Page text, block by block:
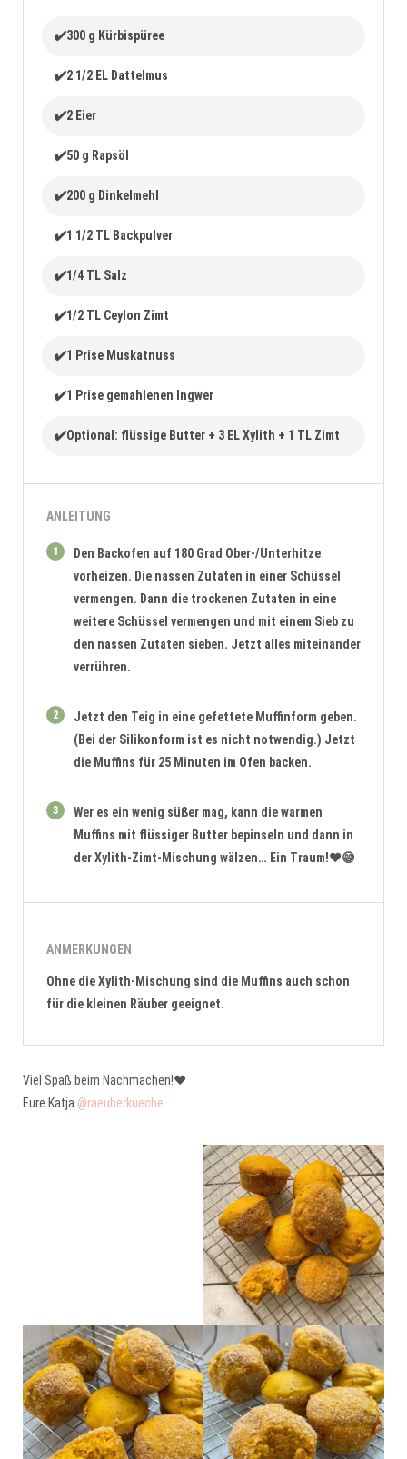
✔️300 g Kürbispüree
✔️2 1/2 EL Dattelmus
✔️2 Eier
✔️50 g Rapsöl
✔️200 g Dinkelmehl
✔️1 1/2 TL Backpulver
✔️1/4 TL Salz
✔️1/2 TL Ceylon Zimt
✔️1 Prise Muskatnuss
✔️1 Prise gemahlenen Ingwer
✔️Optional: flüssige Butter + 3 EL Xylith + 1 TL Zimt
ANLEITUNG
1
Den Backofen auf 180 Grad Ober-/Unterhitze
vorheizen. Die nassen Zutaten in einer Schüssel
vermengen. Dann die trockenen Zutaten in eine
weitere Schüssel vermengen und mit einem Sieb zu
den nassen Zutaten sieben. Jetzt alles miteinander
verrühren.
2
Jetzt den Teig in eine gefettete Muffinform geben.
(Bei der Silikonform ist es nicht notwendig.) Jetzt
die Muffins für 25 Minuten im Ofen backen.
3
Wer es ein wenig süßer mag, kann die warmen
Muffins mit flüssiger Butter bepinseln und dann in
der Xylith-Zimt-Mischung wälzen… Ein Traum!❤️😅
ANMERKUNGEN
Ohne die Xylith-Mischung sind die Muffins auch schon
für die kleinen Räuber geeignet.
Viel Spaß beim Nachmachen!❤️
Eure Katja @raeuberkueche